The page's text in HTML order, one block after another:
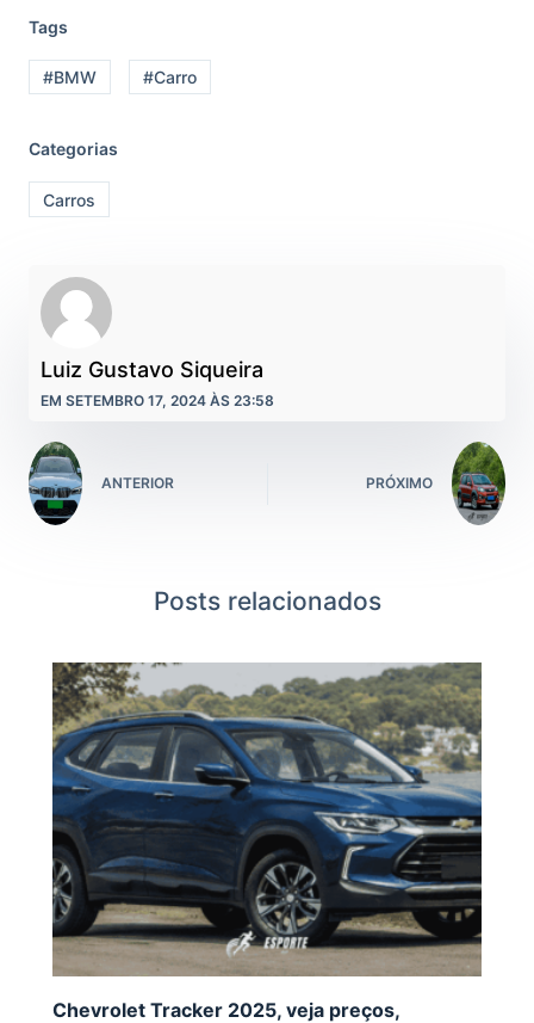
Tags
#BMW #Carro
Categorias
Carros
Luiz Gustavo Siqueira
EM SETEMBRO 17, 2024 ÀS 23:58
ANTERIOR PRÓXIMO
Posts relacionados
Chevrolet Tracker 2025, veja preços,